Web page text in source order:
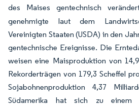
des Maises gentechnisch
genehmigte laut dem
Vereinigten Staaten (USDA) in den
gentechnische Ereignisse. Die
weisen eine Maisproduktion von
Rekorderträgen von 179,3 Scheffel
Sojabohnenproduktion 4,37
Südamerika hat sich zu einem